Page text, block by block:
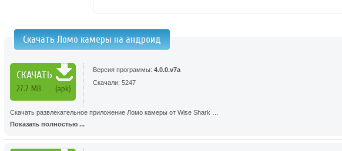
Скачать Ломо камеры на андроид
СКАЧАТЬ
27.7 MB (apk)
Версия программы: 4.0.0.v7a
Скачали: 5247
Скачать развлекательное приложение Ломо камеры от Wise Shark …
Показать полностью ...